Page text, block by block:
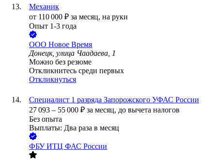
Механик
от 110 000 ₽ за месяц, на руки
Опыт 1-3 года
ООО Новое Время
Донецк, улица Чаадаева, 1
Можно без резюме
Откликнитесь среди первых
Откликнуться
Специалист 1 разряда Запорожского УФАС России
27 093 – 55 000 ₽ за месяц, до вычета налогов
Без опыта
Выплаты: Два раза в месяц
ФБУ ИТЦ ФАС России